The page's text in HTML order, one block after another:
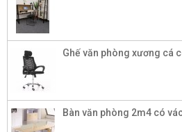
Ghế văn phòng xương cá
Bàn văn phòng 2m4 có